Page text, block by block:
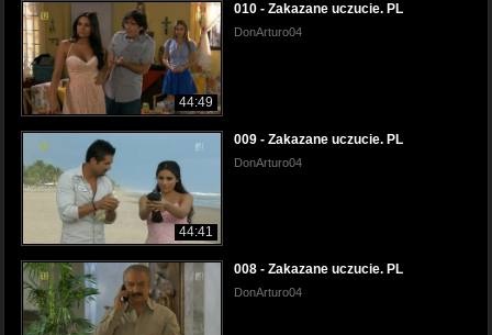
44:49
010 - Zakazane uczucie. PL
DonArturo04
44:41
009 - Zakazane uczucie. PL
DonArturo04
008 - Zakazane uczucie. PL
DonArturo04